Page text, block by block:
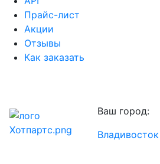
Прайс-лист
Акции
Отзывы
Как заказать
Ваш город:
Владивосток